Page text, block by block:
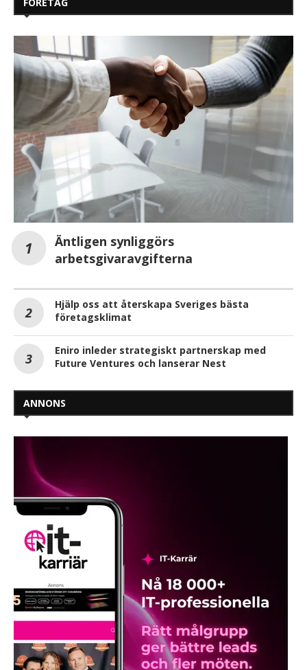
Äntligen synliggörs
arbetsgivaravgifterna
Hjälp oss att återskapa Sveriges bästa
företagsklimat
Eniro inleder strategiskt partnerskap med
Future Ventures och lanserar Nest
ANNONS